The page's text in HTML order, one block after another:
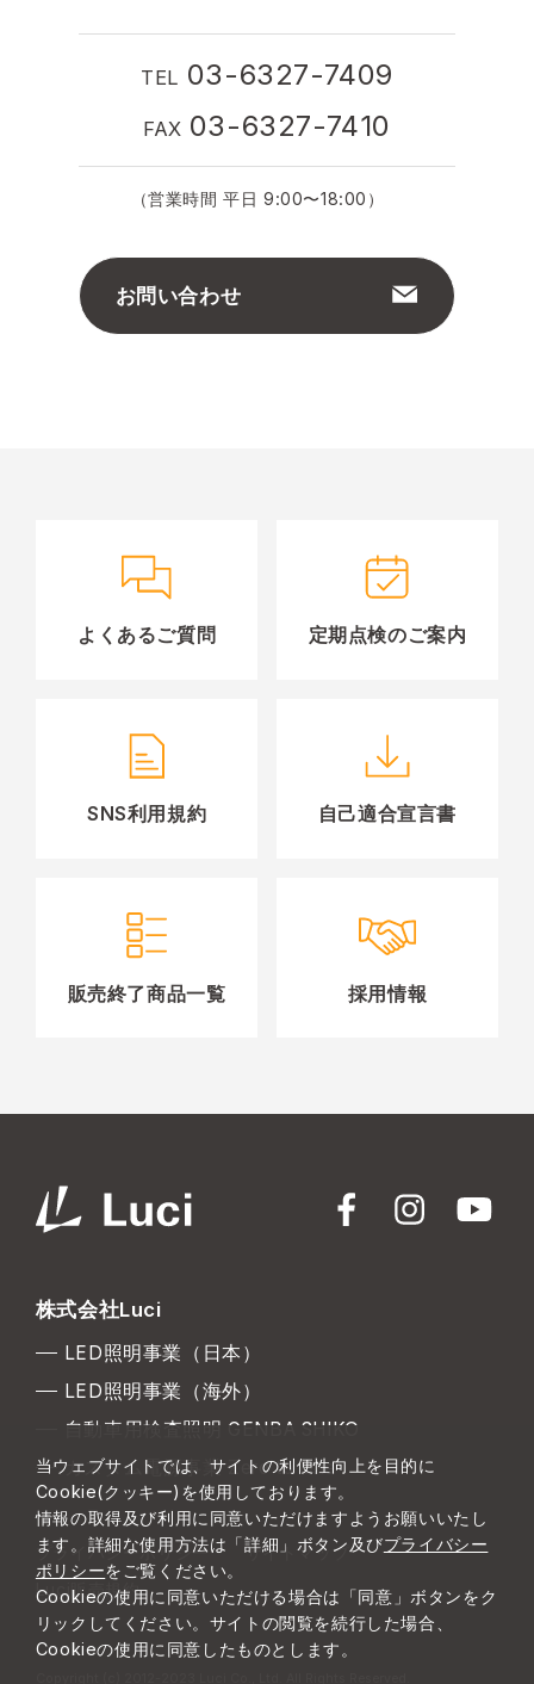
TEL 03-6327-7409
FAX 03-6327-7410
（営業時間 平日 9:00〜18:00）
お問い合わせ
よくあるご質問 定期点検のご案内
SNS利用規約 自己適合宣言書
販売終了商品一覧 採用情報
株式会社Luci
LED照明事業（日本）
LED照明事業（海外）
自動車用検査照明 GENBA SHIKO
カスタム電源事業 Zero to One
プライバシーポリシー
サイトマップ
Luci販売規約
当ウェブサイトでは、サイトの利便性向上を目的に
Cookie(クッキー)を使用しております。
情報の取得及び利用に同意いただけますようお願いいたし
ます。詳細な使用方法は「詳細」ボタン及びプライバシー
ポリシーをご覧ください。
Cookieの使用に同意いただける場合は「同意」ボタンをク
リックしてください。サイトの閲覧を続行した場合、
Cookieの使用に同意したものとします。